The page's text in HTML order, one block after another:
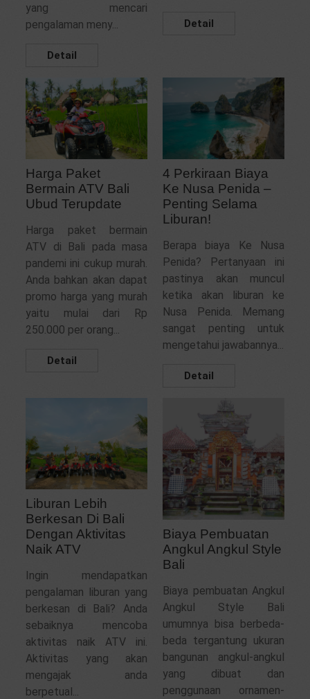
yang mencari
pengalaman meny...
Detail
Detail
Harga Paket
Bermain ATV Bali
Ubud Terupdate
Harga paket bermain
ATV di Bali pada masa
pandemi ini cukup murah.
Anda bahkan akan dapat
promo harga yang murah
yaitu mulai dari Rp
250.000 per orang...
Detail
4 Perkiraan Biaya
Ke Nusa Penida –
Penting Selama
Liburan!
Berapa biaya Ke Nusa
Penida? Pertanyaan ini
pastinya akan muncul
ketika akan liburan ke
Nusa Penida. Memang
sangat penting untuk
mengetahui jawabannya...
Detail
Liburan Lebih
Berkesan Di Bali
Dengan Aktivitas
Naik ATV
Ingin mendapatkan
pengalaman liburan yang
berkesan di Bali? Anda
sebaiknya mencoba
aktivitas naik ATV ini.
Aktivitas yang akan
mengajak anda
berpetual...
Biaya Pembuatan
Angkul Angkul Style
Bali
Biaya pembuatan Angkul
Angkul Style Bali
umumnya bisa berbeda-
beda tergantung ukuran
bangunan angkul-angkul
yang dibuat dan
penggunaan ornamen-